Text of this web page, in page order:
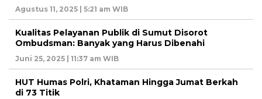
Agustus 11, 2025 | 5:21 am WIB
Kualitas Pelayanan Publik di Sumut Disorot
Ombudsman: Banyak yang Harus Dibenahi
Juni 25, 2025 | 11:37 am WIB
HUT Humas Polri, Khataman Hingga Jumat Berkah
di 73 Titik